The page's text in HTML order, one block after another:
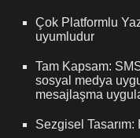
Çok Platformlu
uyumludur
Tam Kapsam:
sosyal medya
mesajlaşma
Sezgisel Tasarım: